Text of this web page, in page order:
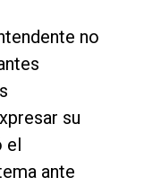
no
su
el
ante